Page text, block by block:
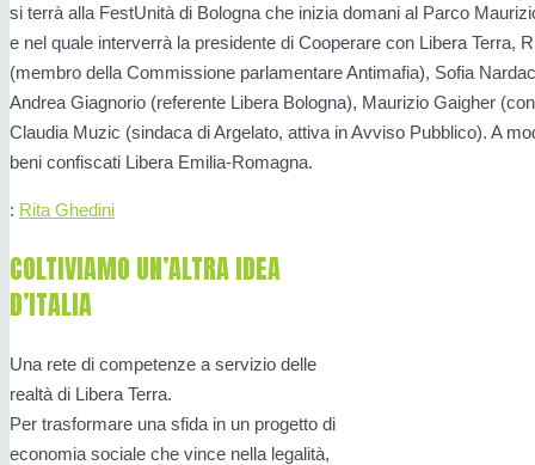
si terrà alla FestUnità di Bologna che inizia domani al Parco
e nel quale interverrà la presidente di Cooperare con Libera Terra,
(membro della Commissione parlamentare Antimafia), Sofia
Andrea Giagnorio (referente Libera Bologna), Maurizio Gaigher
Claudia Muzic (sindaca di Argelato, attiva in Avviso Pubblico). A
beni confiscati Libera Emilia-Romagna.
: Rita Ghedini
COLTIVIAMO UN’ALTRA IDEA
D’ITALIA
Una rete di competenze a servizio delle
realtà di Libera Terra.
Per trasformare una sfida in un progetto di
economia sociale che vince nella legalità,